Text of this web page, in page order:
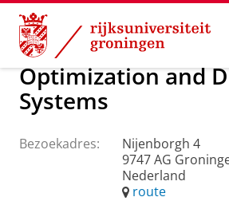
Skip
Content
Skip
Navigation
Over ons Praktische zaken Waar
Optimization and
Systems
Bezoekadres:
Nijenborgh 4
9747 AG
Nederland
route